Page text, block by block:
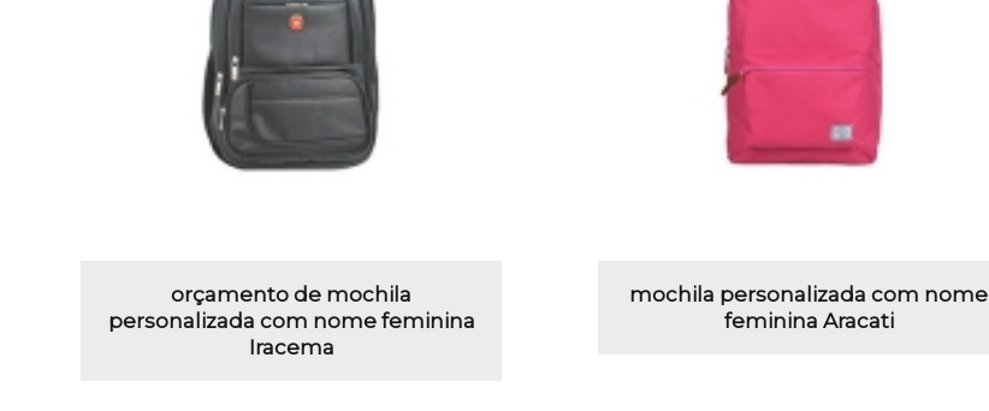
orçamento de mochila
personalizada com nome feminina
Iracema
mochila personalizada com nome
feminina Aracati